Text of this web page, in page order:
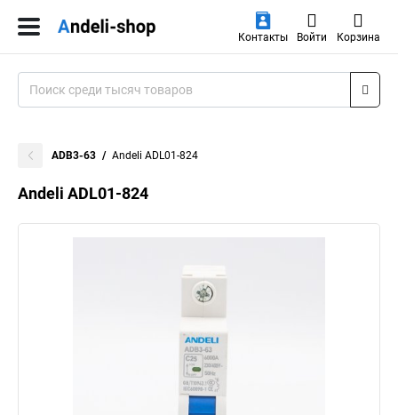
Контакты Войти Корзина
ADB3-63 Andeli ADL01-824
Andeli ADL01-824